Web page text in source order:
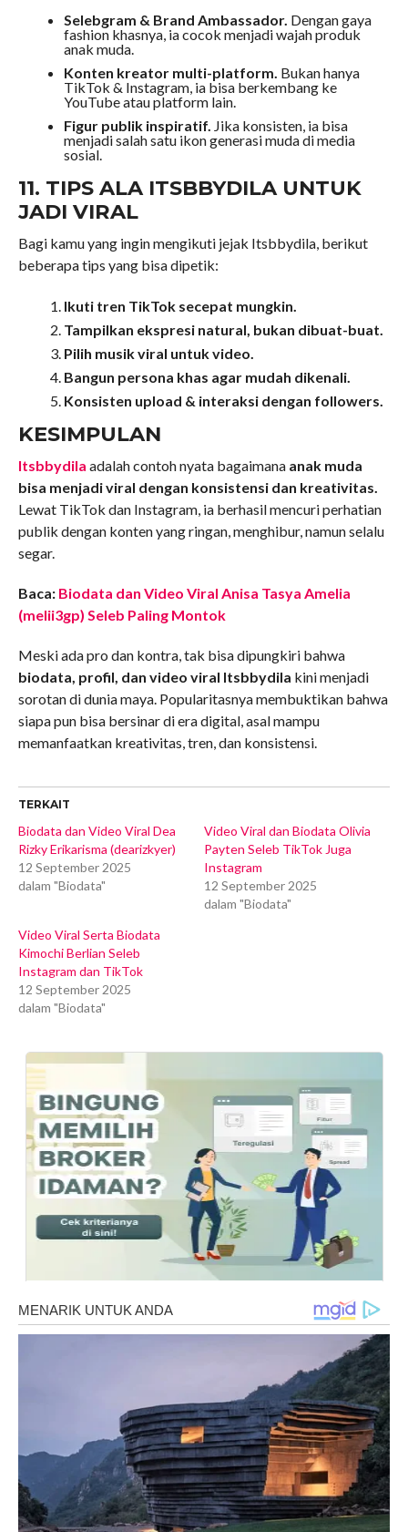
Selebgram & Brand Ambassador. Dengan gaya
fashion khasnya, ia cocok menjadi wajah produk
anak muda.
Konten kreator multi-platform. Bukan hanya
TikTok & Instagram, ia bisa berkembang ke
YouTube atau platform lain.
Figur publik inspiratif. Jika konsisten, ia bisa
menjadi salah satu ikon generasi muda di media
sosial.
11. TIPS ALA ITSBBYDILA UNTUK
JADI VIRAL
Bagi kamu yang ingin mengikuti jejak Itsbbydila, berikut
beberapa tips yang bisa dipetik:
Ikuti tren TikTok secepat mungkin.
Tampilkan ekspresi natural, bukan dibuat-buat.
Pilih musik viral untuk video.
Bangun persona khas agar mudah dikenali.
Konsisten upload & interaksi dengan followers.
KESIMPULAN
Itsbbydila adalah contoh nyata bagaimana anak muda
bisa menjadi viral dengan konsistensi dan kreativitas.
Lewat TikTok dan Instagram, ia berhasil mencuri perhatian
publik dengan konten yang ringan, menghibur, namun selalu
segar.
Baca: Biodata dan Video Viral Anisa Tasya Amelia
(melii3gp) Seleb Paling Montok
Meski ada pro dan kontra, tak bisa dipungkiri bahwa
biodata, profil, dan video viral Itsbbydila kini menjadi
sorotan di dunia maya. Popularitasnya membuktikan bahwa
siapa pun bisa bersinar di era digital, asal mampu
memanfaatkan kreativitas, tren, dan konsistensi.
TERKAIT
Biodata dan Video Viral Dea
Rizky Erikarisma (dearizkyer)
12 September 2025
dalam "Biodata"
Video Viral dan Biodata Olivia
Payten Seleb TikTok Juga
Instagram
12 September 2025
dalam "Biodata"
Video Viral Serta Biodata
Kimochi Berlian Seleb
Instagram dan TikTok
12 September 2025
dalam "Biodata"